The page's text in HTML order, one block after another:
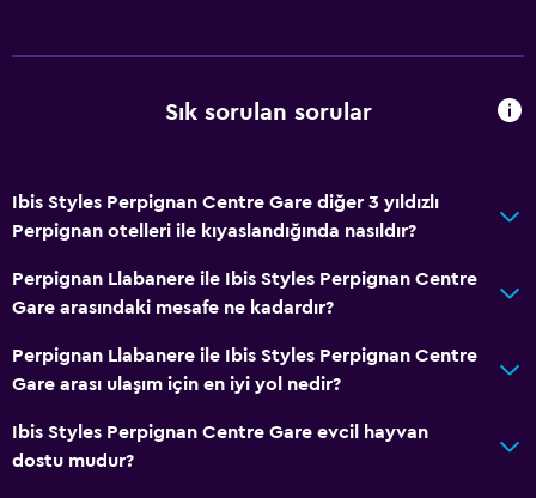
Sık sorulan sorular
Ibis Styles Perpignan Centre Gare diğer 3 yıldızlı
Perpignan otelleri ile kıyaslandığında nasıldır?
Perpignan Llabanere ile Ibis Styles Perpignan Centre
Gare arasındaki mesafe ne kadardır?
Perpignan Llabanere ile Ibis Styles Perpignan Centre
Gare arası ulaşım için en iyi yol nedir?
Ibis Styles Perpignan Centre Gare evcil hayvan
dostu mudur?